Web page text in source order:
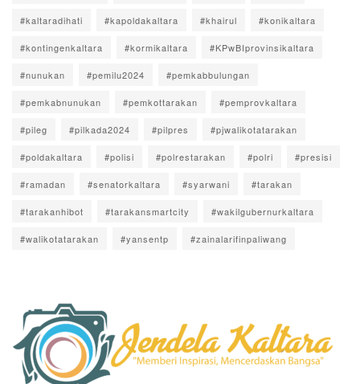
#kaltaradihati #kapoldakaltara #khairul #konikaltara
#kontingenkaltara #kormikaltara #KPwBIprovinsikaltara
#nunukan #pemilu2024 #pemkabbulungan
#pemkabnunukan #pemkottarakan #pemprovkaltara
#pileg #pilkada2024 #pilpres #pjwalikotatarakan
#poldakaltara #polisi #polrestarakan #polri #presisi
#ramadan #senatorkaltara #syarwani #tarakan
#tarakanhibot #tarakansmartcity #wakilgubernurkaltara
#walikotatarakan #yansentp #zainalarifinpaliwang